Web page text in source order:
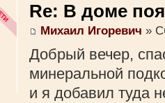
Re: В доме
Михаил Игоревич »
Добрый вечер,
минеральной
и я добавил туда